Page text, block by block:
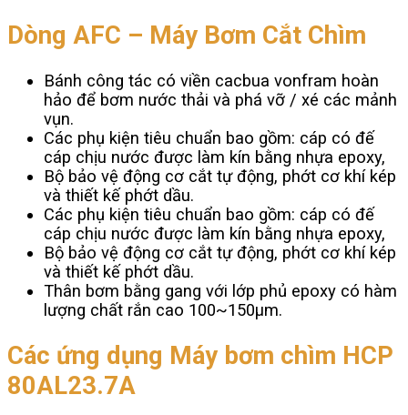
Dòng AFC – Máy Bơm Cắt Chìm
Bánh công tác có viền cacbua vonfram hoàn
hảo để bơm nước thải và phá vỡ / xé các mảnh
vụn.
Các phụ kiện tiêu chuẩn bao gồm: cáp có đế
cáp chịu nước được làm kín bằng nhựa epoxy,
Bộ bảo vệ động cơ cắt tự động, phớt cơ khí kép
và thiết kế phớt dầu.
Các phụ kiện tiêu chuẩn bao gồm: cáp có đế
cáp chịu nước được làm kín bằng nhựa epoxy,
Bộ bảo vệ động cơ cắt tự động, phớt cơ khí kép
và thiết kế phớt dầu.
Thân bơm bằng gang với lớp phủ epoxy có hàm
lượng chất rắn cao 100~150μm.
Các ứng dụng Máy bơm chìm HCP
80AL23.7A